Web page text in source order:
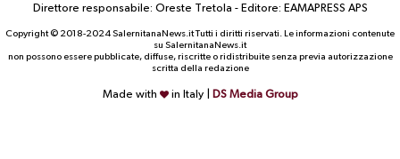
Direttore responsabile: Oreste Tretola - Editore: EAMAPRESS APS
Copyright © 2018-2024 SalernitanaNews.it Tutti i diritti riservati. Le informazioni contenute
su SalernitanaNews.it
non possono essere pubblicate, diffuse, riscritte o ridistribuite senza previa autorizzazione
scritta della redazione
Made with in Italy | DS Media Group